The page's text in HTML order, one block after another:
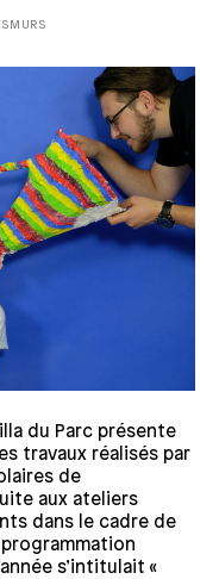
du Parc présente
travaux réalisés par
de
aux ateliers
dans le cadre de
s’intitulait «